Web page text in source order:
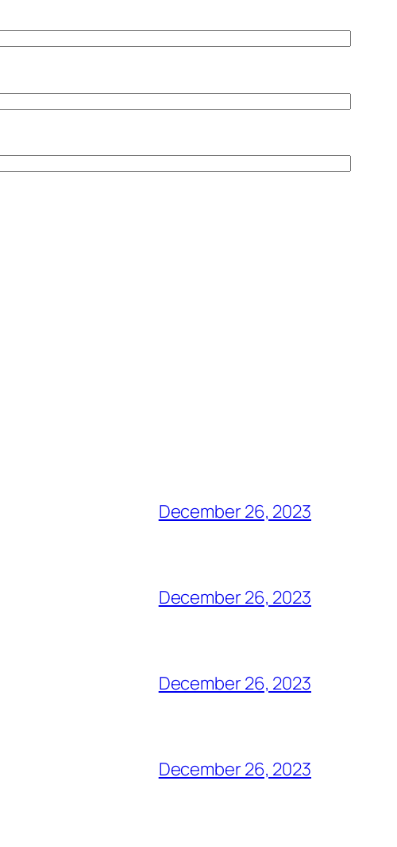
December 26, 2023
December 26, 2023
December 26, 2023
December 26, 2023